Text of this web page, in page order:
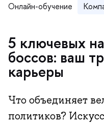
Онлайн-обучение
5 ключевых
боссов: ваш
карьеры
Что объединяет
политиков?